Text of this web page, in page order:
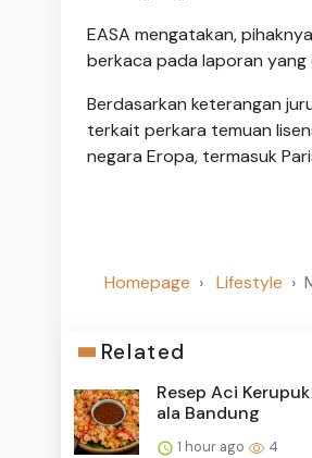
EASA mengatakan,
berkaca pada laporan yang
Berdasarkan keterangan
terkait perkara temuan
negara Eropa, termasuk
Homepage Lifestyle
Related
Resep Aci
ala Bandung
1 hour ago 4